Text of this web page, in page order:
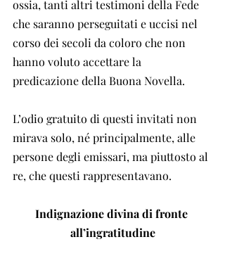
ossia, tanti altri testimoni della Fede
che saranno perseguitati e uccisi nel
corso dei secoli da coloro che non
hanno voluto accettare la
predicazione della Buona Novella.
L’odio gratuito di questi invitati non
mirava solo, né principalmente, alle
persone degli emissari, ma piuttosto al
re, che questi rappresentavano.
Indignazione divina di fronte
all’ingratitudine